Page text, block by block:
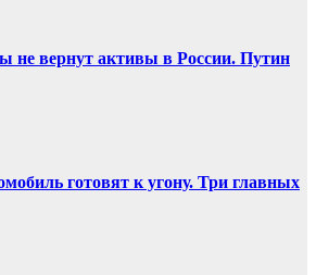
не вернут активы в России. Путин
готовят к угону. Три главных